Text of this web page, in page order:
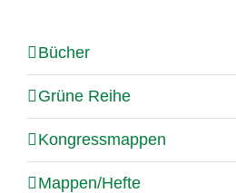
Bücher
Grüne Reihe
Kongressmappen
Mappen/Hefte